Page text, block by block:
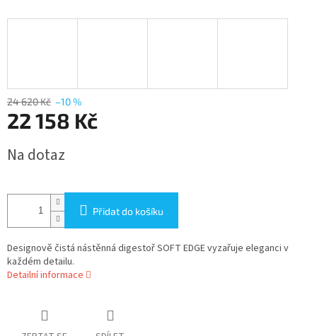
24 620 Kč –10 %
22 158 Kč
cena:
Na dotaz
Přidat do košíku
Designově čistá nástěnná digestoř SOFT EDGE vyzařuje eleganci v
každém detailu.
Detailní informace